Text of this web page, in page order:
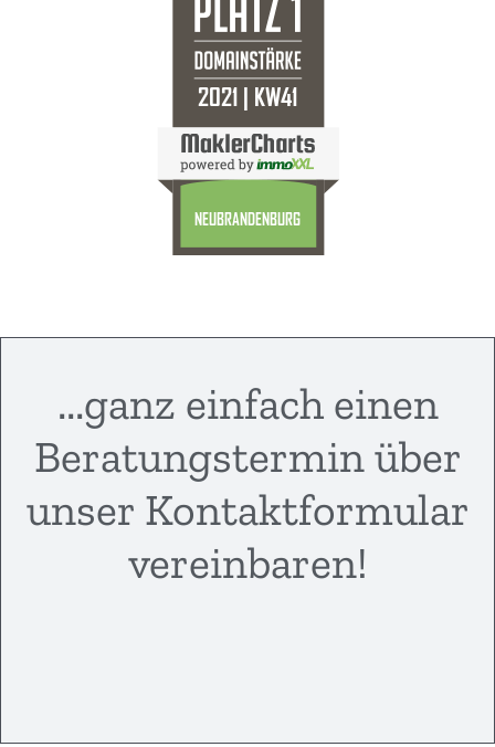
...ganz einfach einen
Beratungstermin über
unser Kontaktformular
vereinbaren!​